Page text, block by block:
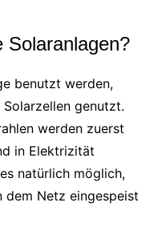
Solaranlagen?
benutzt werden,
genutzt.
werden zuerst
in Elektrizität
natürlich möglich,
Netz eingespeist